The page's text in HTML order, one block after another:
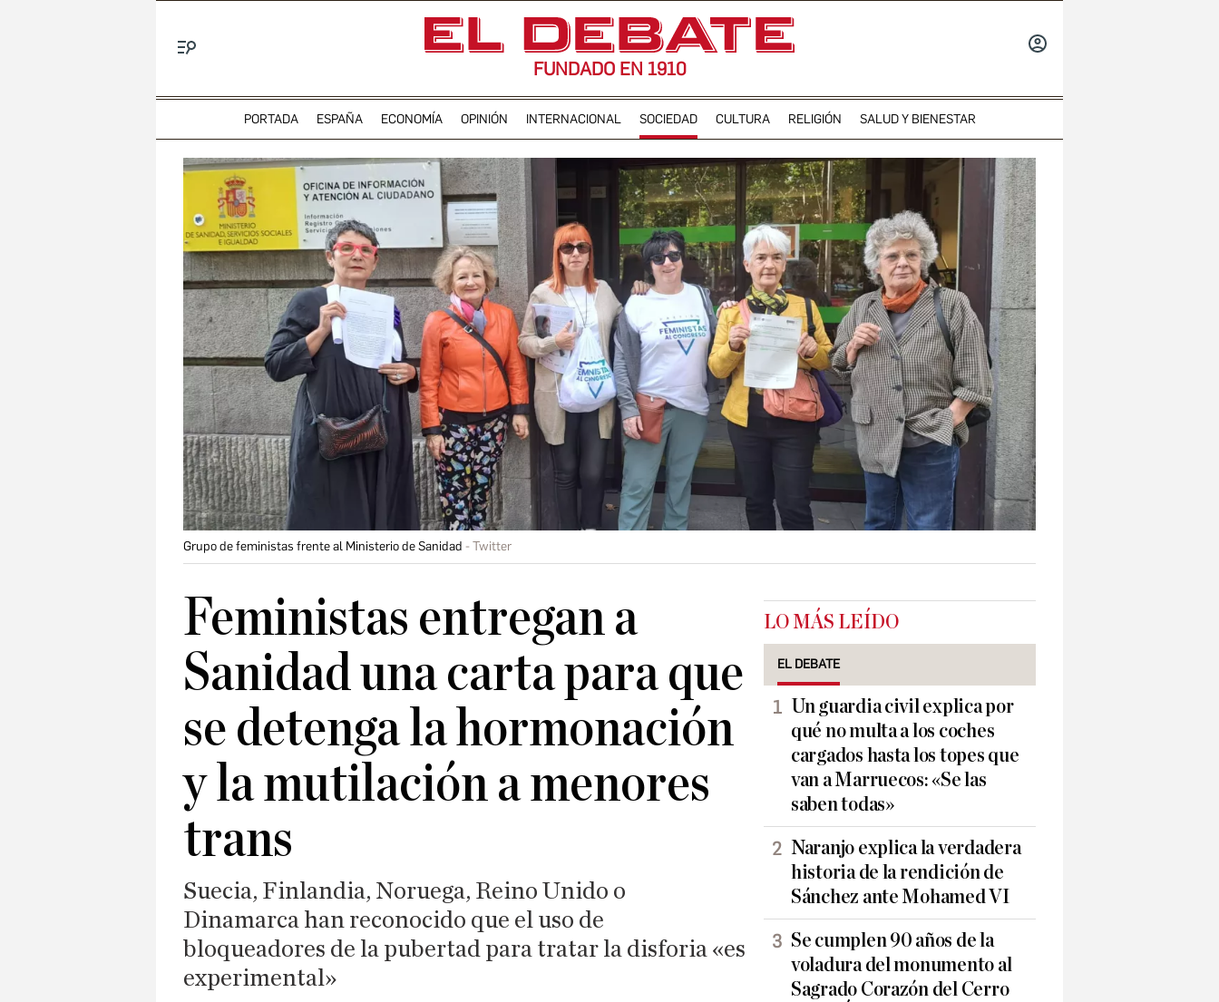
FUNDADO EN 1910
PORTADA ESPAÑA ECONOMÍA OPINIÓN INTERNACIONAL SOCIEDAD CULTURA RELIGIÓN SALUD Y BIENESTAR
Grupo de feministas frente al Ministerio de Sanidad Twitter
Feministas entregan a
Sanidad una carta para que
se detenga la hormonación
y la mutilación a menores
trans
Suecia, Finlandia, Noruega, Reino Unido o
Dinamarca han reconocido que el uso de
bloqueadores de la pubertad para tratar la disforia «es
experimental»
LO MÁS LEÍDO
EL DEBATE
Un guardia civil explica por
qué no multa a los coches
cargados hasta los topes que
van a Marruecos: «Se las
saben todas»
Naranjo explica la verdadera
historia de la rendición de
Sánchez ante Mohamed VI
Se cumplen 90 años de la
voladura del monumento al
Sagrado Corazón del Cerro